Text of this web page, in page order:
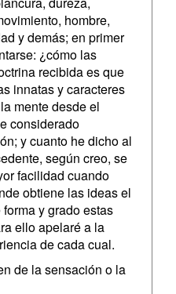
hombre,
y demás; en primer
¿cómo las
recibida es que
innatas y caracteres
mente desde el
considerado
y cuanto he dicho al
según creo, se
facilidad cuando
obtiene las ideas el
y grado estas
ello apelaré a la
de cada cual.
de la sensación o la